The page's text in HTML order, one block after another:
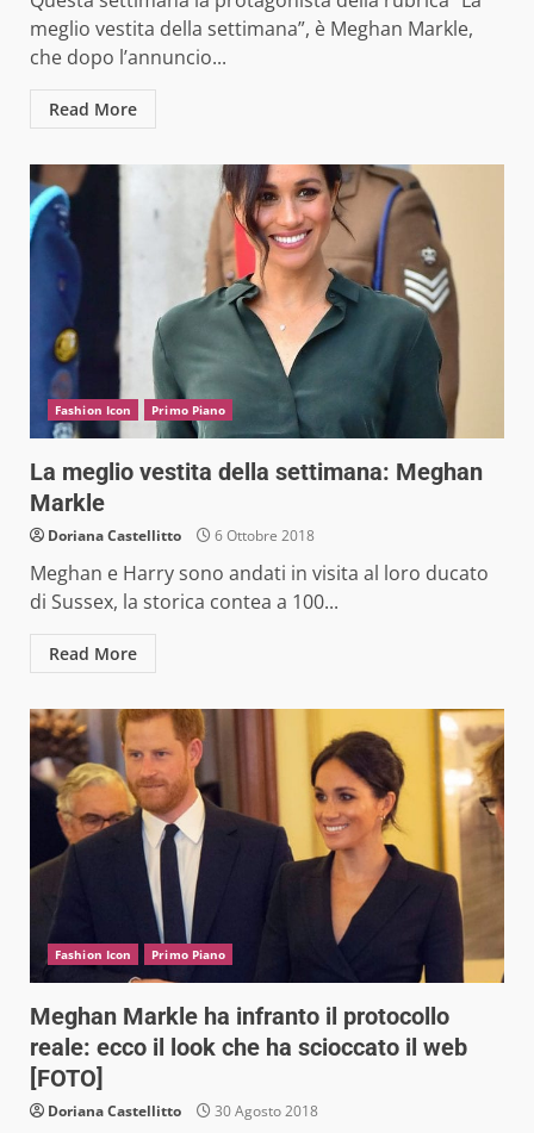
meglio vestita della settimana”, è Meghan Markle,
che dopo l’annuncio...
Read More
Fashion Icon Primo Piano
La meglio vestita della settimana: Meghan
Markle
Doriana Castellitto 6 Ottobre 2018
Meghan e Harry sono andati in visita al loro ducato
di Sussex, la storica contea a 100...
Read More
Fashion Icon Primo Piano
Meghan Markle ha infranto il protocollo
reale: ecco il look che ha scioccato il web
[FOTO]
Doriana Castellitto 30 Agosto 2018